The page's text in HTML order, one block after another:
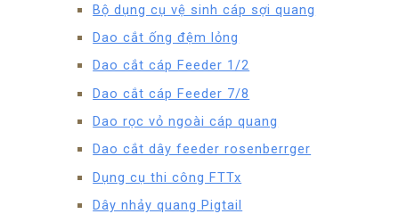
Bộ dụng cụ vệ sinh cáp sợi quang
Dao cắt ống đệm lỏng
Dao cắt cáp Feeder 1/2
Dao cắt cáp Feeder 7/8
Dao rọc vỏ ngoài cáp quang
Dao cắt dây feeder rosenberrger
Dụng cụ thi công FTTx
Dây nhảy quang Pigtail